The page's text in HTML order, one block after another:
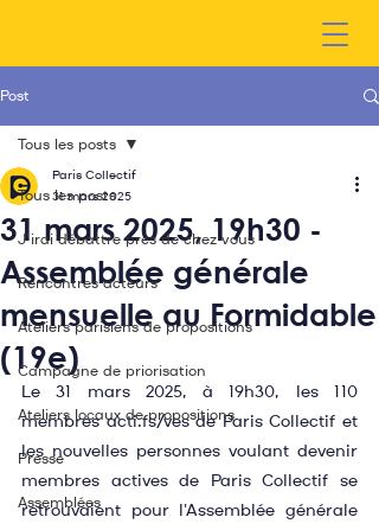
Post
Tous les posts
J'irai débattre près de chez vous
Rencontres acteurs
Ateliers parisiens de propositions
Campagne de priorisation
Ateliers locaux de propositions
Presse
Assemblées
Tous les posts
31 mars 2025, 19h30 -
Assemblée générale
mensuelle au Formidable
(19e)
Paris Collectif
31 mars 2025
Le 31 mars 2025, à 19h30, les 110
membres acti.fs/ves de Paris Collectif et
les nouvelles personnes voulant devenir
membres actives de Paris Collectif se
retrouvaient pour l'Assemblée générale